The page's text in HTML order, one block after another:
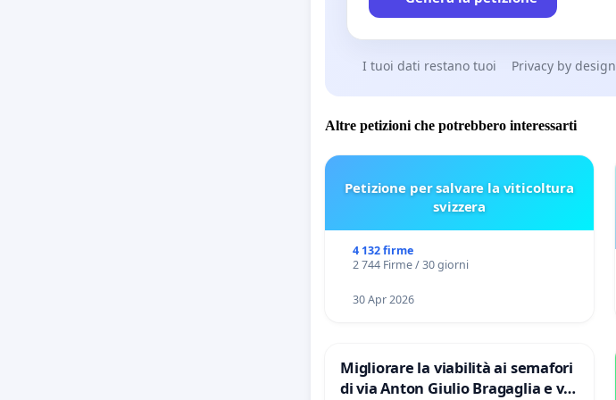
I tuoi dati restano tuoi Privacy by design
Altre petizioni che potrebbero interessarti
Petizione per salvare la viticoltura
svizzera
4 132 firme
2 744 Firme / 30 giorni
30 Apr 2026
Migliorare la viabilità ai semafori
di via Anton Giulio Bragaglia e via